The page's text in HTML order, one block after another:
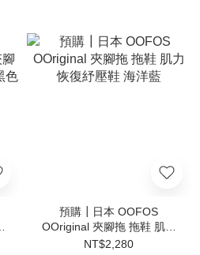
預購┃日本 OOFOS
OOriginal 夾腳拖 拖鞋 肌力
恢復紓壓鞋 海洋藍
NT$2,280